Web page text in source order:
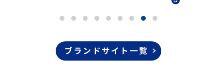
ブランドサイト一覧